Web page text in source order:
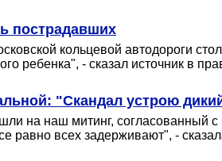
пострадавших
кольцевой автодороги
ребенка", - сказал источник в
"Скандал устрою
на наш митинг, согласованный
равно всех задерживают", -